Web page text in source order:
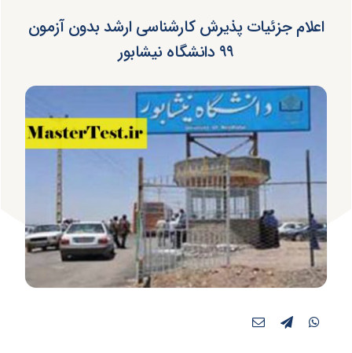
اعلام جزئیات پذیرش کارشناسی ارشد بدون آزمون
۹۹ دانشگاه نیشابور